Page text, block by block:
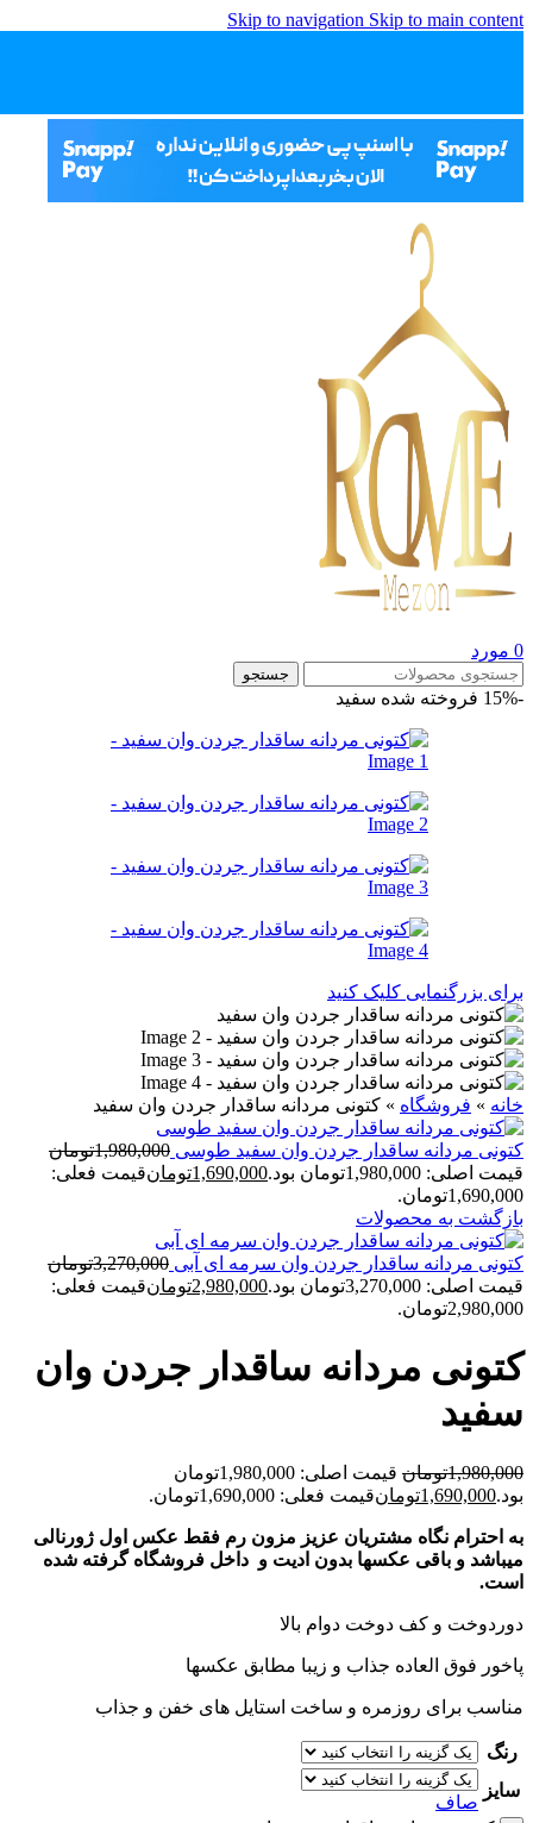
Skip to navigation Skip to main content
0 مورد
جستجو
-15% فروخته شده سفید
برای بزرگنمایی کلیک کنید
خانه » فروشگاه » کتونی مردانه ساقدار جردن وان سفيد
کتونی مردانه ساقدار جردن وان سفيد طوسی 1,980,000تومان
قیمت اصلی: 1,980,000تومان بود.
1,690,000تومانقیمت فعلی:
1,690,000تومان.
بازگشت به محصولات
کتونی مردانه ساقدار جردن وان سرمه ای آبی 3,270,000تومان
قیمت اصلی: 3,270,000تومان بود.
2,980,000تومانقیمت فعلی:
2,980,000تومان.
کتونی مردانه ساقدار جردن وان
سفيد
1,980,000تومان
قیمت اصلی: 1,980,000تومان
بود.1,690,000تومانقیمت فعلی: 1,690,000تومان.
به احترام نگاه مشتریان عزیز مزون رم فقط عکس اول ژورنالی
میباشد و باقی عکسها بدون ادیت و داخل فروشگاه گرفته شده
است.
دوردوخت و کف دوخت دوام بالا
پاخور فوق العاده جذاب و زیبا مطابق عکسها
مناسب برای روزمره و ساخت استایل های خفن و جذاب
رنگ
سایز
صاف